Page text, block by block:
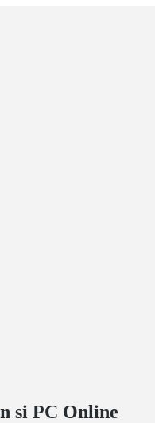
si PC Online